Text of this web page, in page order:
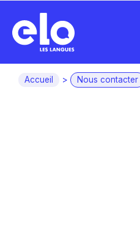
Accueil > Nous contacter